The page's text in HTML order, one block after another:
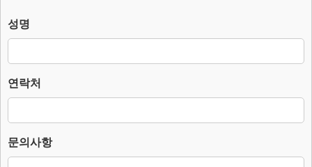
– 필수항목 : 이름, 연락처, 문의사항.
– 자동수집항목 : IP주소 (스팸메일 발송 등 부정 이용 방지 및 서비스
3. 개인정보의 처리 및 보유기간.
를 지체 없이 파기합니다.
단, 다음의 정보에 대해서는 아래의 이유로 명시한 기간 동안 보존합니
성명
연락처
문의사항